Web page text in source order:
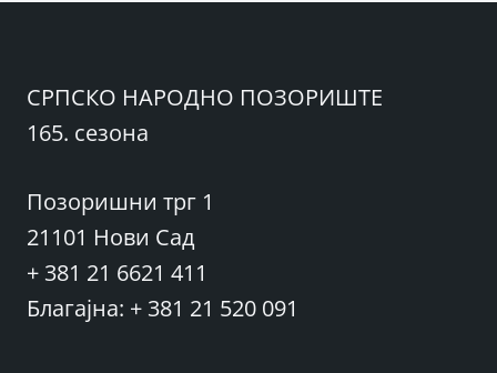
СРПСКО НАРОДНО ПОЗОРИШТЕ
165. сезона
Позоришни трг 1
21101 Нови Сад
+ 381 21 6621 411
Благајна: + 381 21 520 091